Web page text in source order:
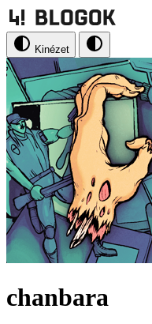
Kinézet
chanbara